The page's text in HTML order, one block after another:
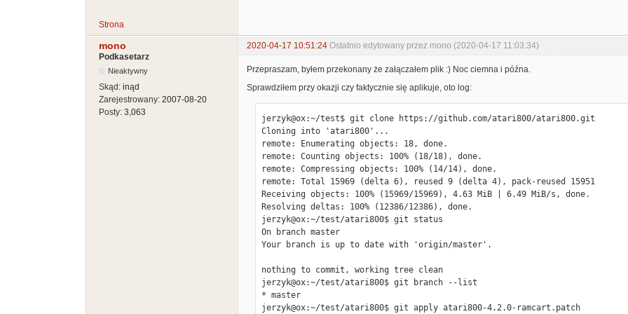
Strona
mono 2020-04-17 10:51:24 Ostatnio edytowany przez mono (2020-04-17 11:03:34)
Podkasetarz
Nieaktywny
Skąd: inąd
Zarejestrowany: 2007-08-20
Posty: 3,063
Przepraszam, byłem przekonany że załączałem plik :) Noc ciemna i późna.
Sprawdziłem przy okazji czy faktycznie się aplikuje, oto log:
jerzyk@ox:~/test$ git clone https://github.com/atari800/atari800.git
Cloning into 'atari800'...
remote: Enumerating objects: 18, done.
remote: Counting objects: 100% (18/18), done.
remote: Compressing objects: 100% (14/14), done.
remote: Total 15969 (delta 6), reused 9 (delta 4), pack-reused 15951
Receiving objects: 100% (15969/15969), 4.63 MiB | 6.49 MiB/s, done.
Resolving deltas: 100% (12386/12386), done.
jerzyk@ox:~/test/atari800$ git status
On branch master
Your branch is up to date with 'origin/master'.
nothing to commit, working tree clean
jerzyk@ox:~/test/atari800$ git branch --list
* master
jerzyk@ox:~/test/atari800$ git apply atari800-4.2.0-ramcart.patch